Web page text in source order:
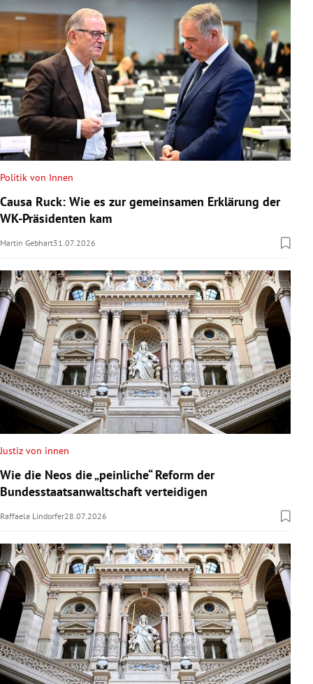
Politik von Innen
Causa Ruck: Wie es zur gemeinsamen Erklärung der
WK-Präsidenten kam
Martin Gebhart31.07.2026
Justiz von innen
Wie die Neos die „peinliche“ Reform der
Bundesstaatsanwaltschaft verteidigen
Raffaela Lindorfer28.07.2026